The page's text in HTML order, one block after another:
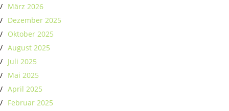
März 2026
Dezember 2025
Oktober 2025
August 2025
Juli 2025
Mai 2025
April 2025
Februar 2025